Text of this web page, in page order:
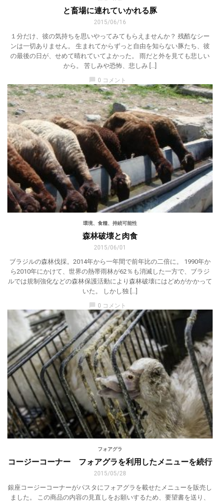
と畜場に連れていかれる豚
2015/06/16
１分だけ、彼の気持ちを思いやってみてもらえませんか？ 残酷なシー
ンは一切ありません。 生まれてからずっと自由を知らない豚たち、彼
の最後の日が、せめて晴れていてよかった。 雨だと外を見ても悲しい
から。 苦しみや恐怖、悲しみ […]
chat_bubble 0 コメント
環境、食糧、持続可能性
森林破壊と肉食
2015/06/01
ブラジルの森林伐採。2014年から一年間で前年比の二倍に。 1990年か
ら2010年にかけて、世界の熱帯雨林が62％も消滅した一方で、ブラジ
ルでは規制強化などの森林保護活動により森林破壊にはどめがかかって
いた。 しかし独 […]
chat_bubble 0 コメント
フォアグラ
コージーコーナー フォアグラを利用したメニューを続行
2015/05/28
銀座コージーコーナーがパスタにフォアグラを載せたメニューを販売し
ました。 この商品の内容の見直しをお願いするため、要望書を送り、